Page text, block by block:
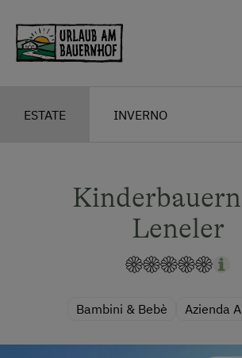
ESTATE INVERNO
Leneler
Bambini & Bebè Azienda